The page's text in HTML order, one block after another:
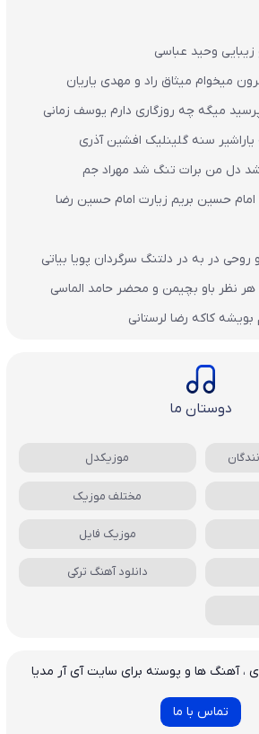
زیبایی وحید عباسی
میخوام میثاق راد و مهدی یاریان
میگه چه روزگاری دارم یوسف زمانی
سنه گلینلیک افشین آذری
دل من برات تنگ شد مهراد جم
حسین بریم زیارت امام حسین رضا
در به در دلتنگ سرگردان پویا بیاتی
نظر باو بچیمن و محضر حامد الماسی
کاکه رضا لرستانی
دوستان ما
موزیکدل
مختلف موزیک
موزیک فایل
دانلود آهنگ ترکی
آهنگ ها و پوسته برای سایت آی آر مدیا
تماس با ما